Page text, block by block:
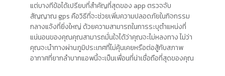
แต่บางทีข้อได้เปรียบที่สำคัญที่สุดของ app ตรวจจับ
สัญญาณ gps คือวิธีที่จะช่วยเพิ่มความปลอดภัยในกิจกรรม
กลางแจ้งที่ยิ่งใหญ่ ด้วยความสามารถในการระบุตำแหน่งที่
แน่นอนของคุณคุณสามารถมั่นใจได้ว่าคุณจะไม่หลงทาง ไม่ว่า
คุณจะนำทางผ่านภูมิประเทศที่ไม่คุ้นเคยหรือต่อสู้กับสภาพ
อากาศที่ยากลำบากแอพนี้จะเป็นเพื่อนที่น่าเชื่อถือที่สุดของคุณ